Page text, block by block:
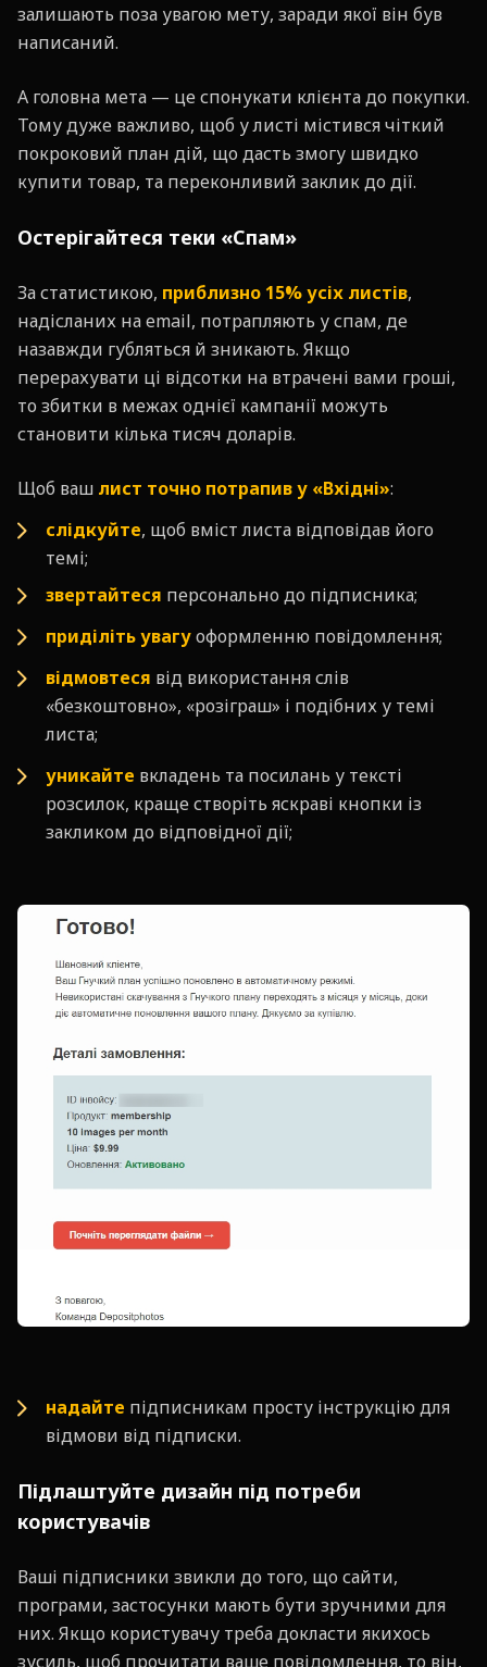
залишають поза увагою мету, заради якої він був
написаний.
А головна мета — це спонукати клієнта до покупки.
Тому дуже важливо, щоб у листі містився чіткий
покроковий план дій, що дасть змогу швидко
купити товар, та переконливий заклик до дії.
Остерігайтеся теки «Спам»
За статистикою, приблизно 15% усіх листів,
надісланих на email, потрапляють у спам, де
назавжди губляться й зникають. Якщо
перерахувати ці відсотки на втрачені вами гроші,
то збитки в межах однієї кампанії можуть
становити кілька тисяч доларів.
Щоб ваш лист точно потрапив у «Вхідні»:
слідкуйте, щоб вміст листа відповідав його
темі;
звертайтеся персонально до підписника;
приділіть увагуоформленню повідомлення;
відмовтеся від використання слів
«безкоштовно», «розіграш» і подібних у темі
листа;
уникайте вкладень та посилань у тексті
розсилок, краще створіть яскраві кнопки із
закликом до відповідної дії;
надайте підписникам просту інструкцію для
відмови від підписки.
Підлаштуйте дизайн під потреби
користувачів
Ваші підписники звикли до того, що сайти,
програми, застосунки мають бути зручними для
них. Якщо користувачу треба докласти якихось
зусиль, щоб прочитати ваше повідомлення, то він,